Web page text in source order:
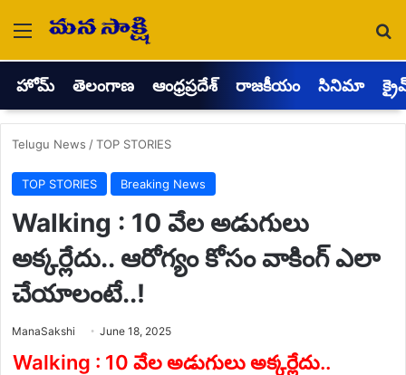
Menu
హోమ్ తెలంగాణ ఆంధ్రప్రదేశ్ రాజకీయం సినిమా
Telugu News /TOP STORIES
TOP STORIES Breaking News
Walking : 10 వేల అడుగులు
అక్కర్లేదు.. ఆరోగ్యం కోసం వాకింగ్ ఎలా
చేయాలంటే..!
ManaSakshi Send
email
June 18, 2025
Walking : 10 వేల అడుగులు అక్కర్లేదు..